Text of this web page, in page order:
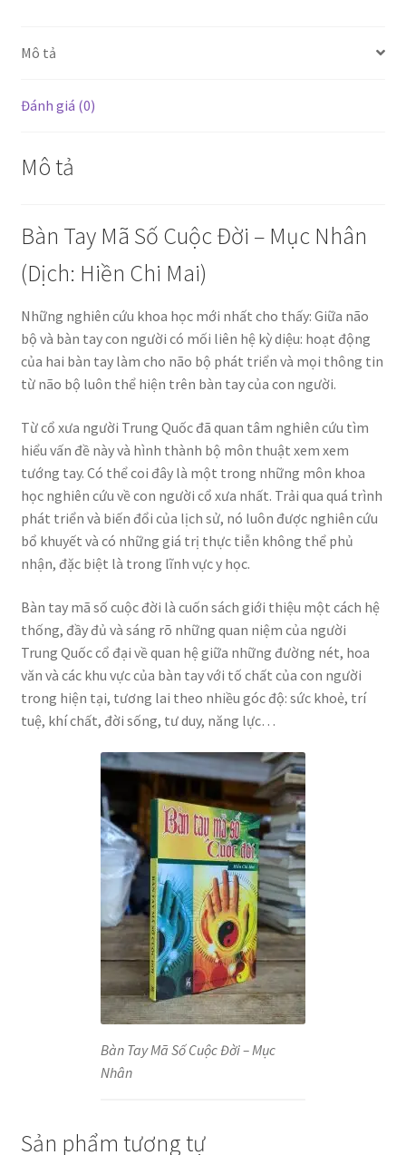
Chi
số
Mô tả
Đánh giá (0)
Mô tả
Bàn Tay Mã Số Cuộc Đời – Mục Nhân
(Dịch: Hiền Chi Mai)
Những nghiên cứu khoa học mới nhất cho thấy: Giữa não
bộ và bàn tay con người có mối liên hệ kỳ diệu: hoạt động
của hai bàn tay làm cho não bộ phát triển và mọi thông tin
từ não bộ luôn thể hiện trên bàn tay của con người.
Từ cổ xưa người Trung Quốc đã quan tâm nghiên cứu tìm
hiểu vấn đề này và hình thành bộ môn thuật xem xem
tướng tay. Có thể coi đây là một trong những môn khoa
học nghiên cứu về con người cổ xưa nhất. Trải qua quá trình
phát triển và biến đổi của lịch sử, nó luôn được nghiên cứu
bổ khuyết và có những giá trị thực tiễn không thể phủ
nhận, đặc biệt là trong lĩnh vực y học.
Bàn tay mã số cuộc đời là cuốn sách giới thiệu một cách hệ
thống, đầy đủ và sáng rõ những quan niệm của người
Trung Quốc cổ đại về quan hệ giữa những đường nét, hoa
văn và các khu vực của bàn tay với tố chất của con người
trong hiện tại, tương lai theo nhiều góc độ: sức khoẻ, trí
tuệ, khí chất, đời sống, tư duy, năng lực…
Bàn Tay Mã Số Cuộc Đời – Mục
Nhân
Sản phẩm tương tự